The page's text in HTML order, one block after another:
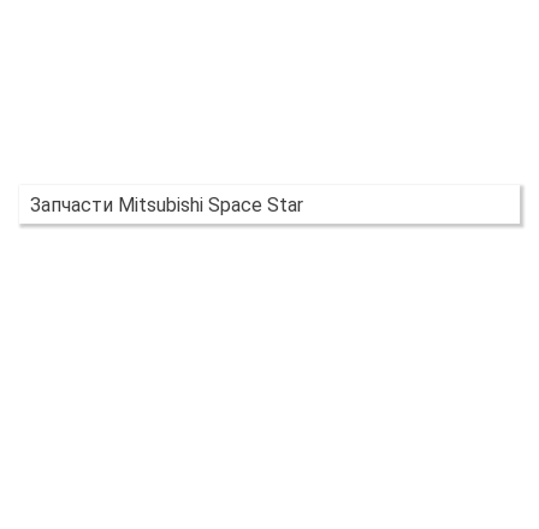
Запчасти Mitsubishi Space Star